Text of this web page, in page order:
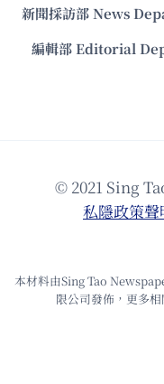
新聞採訪部 News
編輯部 Editorial
© 2021 Sing
私隱政策聲
本材料由Sing Tao
限公司發佈，更多